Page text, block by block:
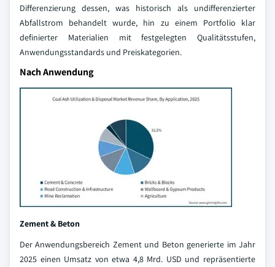
Differenzierung dessen, was historisch als undifferenzierter
Abfallstrom behandelt wurde, hin zu einem Portfolio klar
definierter Materialien mit festgelegten Qualitätsstufen,
Anwendungsstandards und Preiskategorien.
Nach Anwendung
Zement & Beton
Der Anwendungsbereich Zement und Beton generierte im Jahr
2025 einen Umsatz von etwa 4,8 Mrd. USD und repräsentierte